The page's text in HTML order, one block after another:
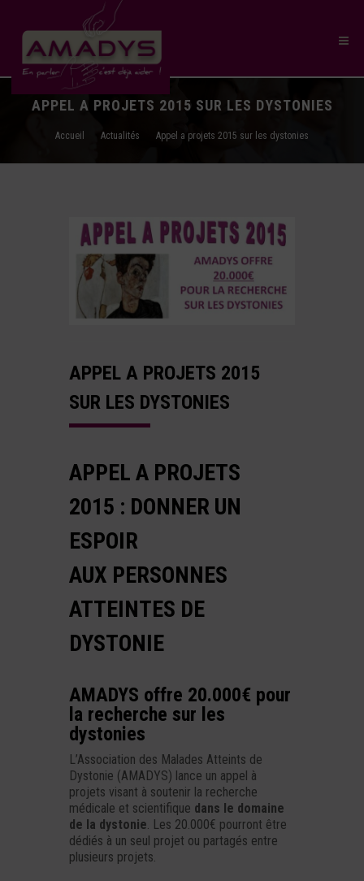
APPEL A PROJETS 2015 SUR LES DYSTONIES
Accueil Actualités Appel a projets 2015 sur les dystonies
APPEL A PROJETS 2015
SUR LES DYSTONIES
APPEL A PROJETS
2015 : DONNER UN
ESPOIR
AUX PERSONNES
ATTEINTES DE
DYSTONIE
AMADYS offre 20.000€ pour
la recherche sur les
dystonies
L’Association des Malades Atteints de
Dystonie (AMADYS) lance un appel à
projets visant à soutenir la recherche
médicale et scientifique dans le domaine
de la dystonie. Les 20.000€ pourront être
dédiés à un seul projet ou partagés entre
plusieurs projets.